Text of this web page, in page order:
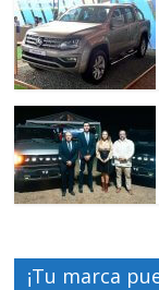
¡Tu marca